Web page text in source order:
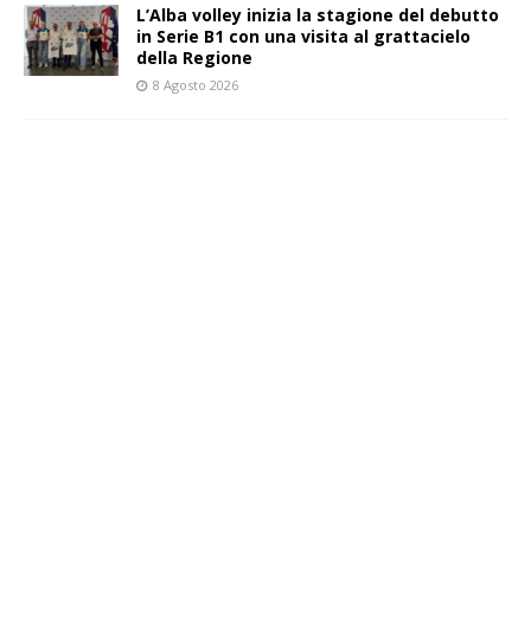
L’Alba volley inizia la stagione del debutto
in Serie B1 con una visita al grattacielo
della Regione
8 Agosto 2026